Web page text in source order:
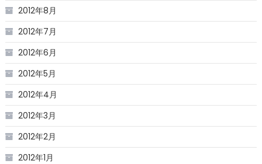
2012年8月
2012年7月
2012年6月
2012年5月
2012年4月
2012年3月
2012年2月
2012年1月